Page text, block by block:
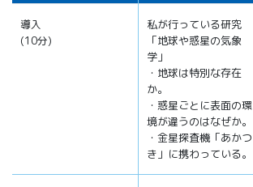
導入
(10分)
私が行っている研究
「地球や惑星の気象
学」
・地球は特別な存在
か。
・惑星ごとに表面の環
境が違うのはなぜか。
・金星探査機「あかつ
き」に携わっている。